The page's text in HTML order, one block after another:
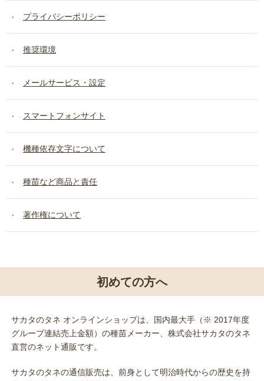
プライバシーポリシー
推奨環境
メールサービス・設定
スマートフォンサイト
機種依存文字について
種苗など商品と責任
著作権について
初めての方へ
サカタのタネ オンラインショップは、国内最大手（※ 2017年度
グループ連結売上金額）の種苗メーカー、株式会社サカタのタネ
直営のネット通販です。
サカタのタネの通信販売は、前身として明治時代からの歴史を持